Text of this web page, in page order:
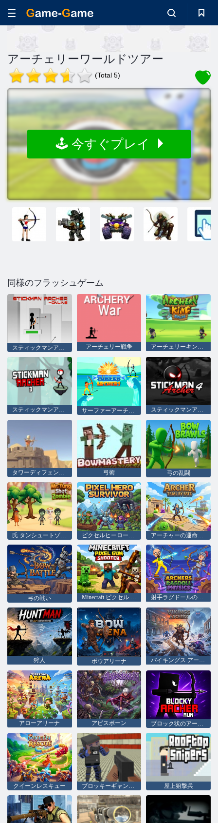
アーチェリーワールドツアー
(Total 5)
🕹️ 今すぐプレイ
同様のフラッシュゲーム
スティックマンアーチャーオンライン アーチェリー戦争 アーチェリーキングオンライン
スティックマンアーチャー3 スティックマンアーチャー4
タワーディフェンスキングダム 弓術 弓の乱闘
氏 タンシュートゾンビ ピクセルヒーローサバイバー アーチャーの運命の試練
弓の戦い Minecraft ピクセル ガン シューター 射手ラグドールの物理学
狩人 ボウアリーナ バイキングス アーチェリー
アローアリーナ アビスボーン ブロック状のアーチャー ラン
クイーンレスキュー ブロッキーギャングスター戦 屋上狙撃兵